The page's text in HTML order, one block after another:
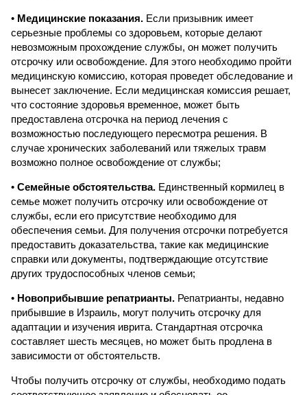
• Медицинские показания. Если призывник имеет
серьезные проблемы со здоровьем, которые делают
невозможным прохождение службы, он может получить
отсрочку или освобождение. Для этого необходимо пройти
медицинскую комиссию, которая проведет обследование и
вынесет заключение. Если медицинская комиссия решает,
что состояние здоровья временное, может быть
предоставлена отсрочка на период лечения с
возможностью последующего пересмотра решения. В
случае хронических заболеваний или тяжелых травм
возможно полное освобождение от службы;
• Семейные обстоятельства. Единственный кормилец в
семье может получить отсрочку или освобождение от
службы, если его присутствие необходимо для
обеспечения семьи. Для получения отсрочки потребуется
предоставить доказательства, такие как медицинские
справки или документы, подтверждающие отсутствие
других трудоспособных членов семьи;
• Новоприбывшие репатрианты. Репатрианты, недавно
прибывшие в Израиль, могут получить отсрочку для
адаптации и изучения иврита. Стандартная отсрочка
составляет шесть месяцев, но может быть продлена в
зависимости от обстоятельств.
Чтобы получить отсрочку от службы, необходимо подать